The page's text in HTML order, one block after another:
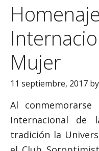
Mujer
11 septiembre, 2017 by
Al
Internacional
tradición la